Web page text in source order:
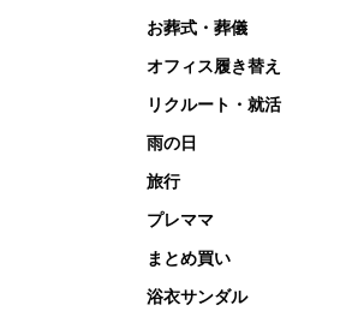
お葬式・葬儀
オフィス履き替え
リクルート・就活
雨の日
旅行
プレママ
まとめ買い
浴衣サンダル